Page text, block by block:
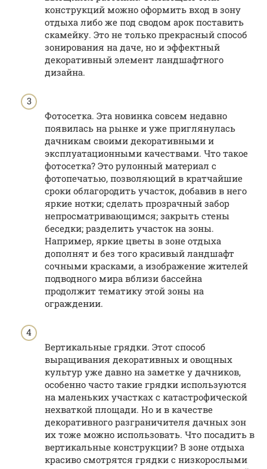
конструкций можно оформить вход в зону
отдыха либо же под сводом арок поставить
скамейку. Это не только прекрасный способ
зонирования на даче, но и эффектный
декоративный элемент ландшафтного
дизайна.
Фотосетка. Эта новинка совсем недавно
появилась на рынке и уже приглянулась
дачникам своими декоративными и
эксплуатационными качествами. Что такое
фотосетка? Это рулонный материал с
фотопечатью, позволяющий в кратчайшие
сроки облагородить участок, добавив в него
яркие нотки; сделать прозрачный забор
непросматривающимся; закрыть стены
беседки; разделить участок на зоны.
Например, яркие цветы в зоне отдыха
дополнят и без того красивый ландшафт
сочными красками, а изображение жителей
подводного мира вблизи бассейна
продолжит тематику этой зоны на
ограждении.
Вертикальные грядки. Этот способ
выращивания декоративных и овощных
культур уже давно на заметке у дачников,
особенно часто такие грядки используются
на маленьких участках с катастрофической
нехваткой площади. Но и в качестве
декоративного разграничителя дачных зон
их тоже можно использовать. Что посадить в
вертикальные конструкции? В зоне отдыха
красиво смотрятся грядки с низкорослыми